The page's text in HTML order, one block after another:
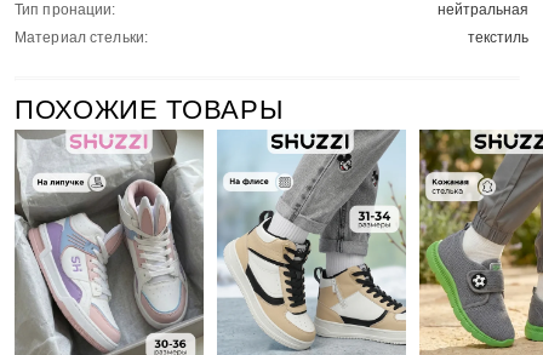
Тип пронации:
нейтральная
Материал стельки:
текстиль
ПОХОЖИЕ ТОВАРЫ